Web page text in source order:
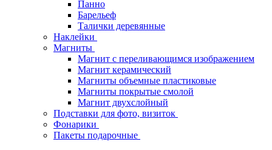
Панно
Барельеф
Талички деревянные
Наклейки
Магниты
Магнит с переливающимся изображением
Магнит керамический
Магниты объемные пластиковые
Магниты покрытые смолой
Магнит двухслойный
Подставки для фото, визиток
Фонарики
Пакеты подарочные